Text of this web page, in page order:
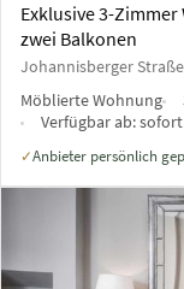
Exklusive 3-Zimmer
zwei Balkonen
Johannisberger
Möblierte Wohnung
Verfügbar ab:sofort
✓Anbieter persönlich